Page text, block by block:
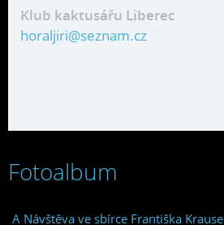
Klub kaktusářu Liberec
horaljiri@seznam.cz
Fotoalbum
A Návštěva ve sbírce Františka Krause